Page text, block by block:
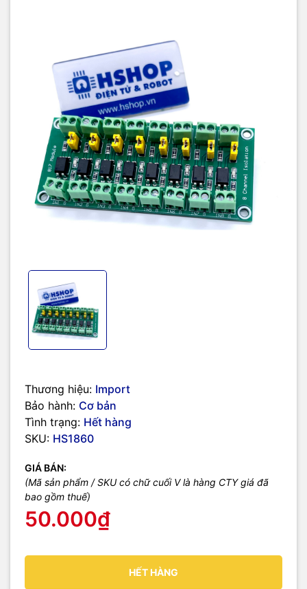
Thương hiệu: Import
Bảo hành: Cơ bản
Tình trạng: Hết hàng
SKU: HS1860
GIÁ BÁN:
(Mã sản phẩm / SKU có chữ cuối V là hàng CTY giá đã
bao gồm thuế)
50.000₫
HẾT HÀNG